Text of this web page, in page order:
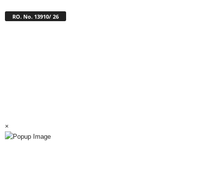
RO. No. 13910/ 26
×